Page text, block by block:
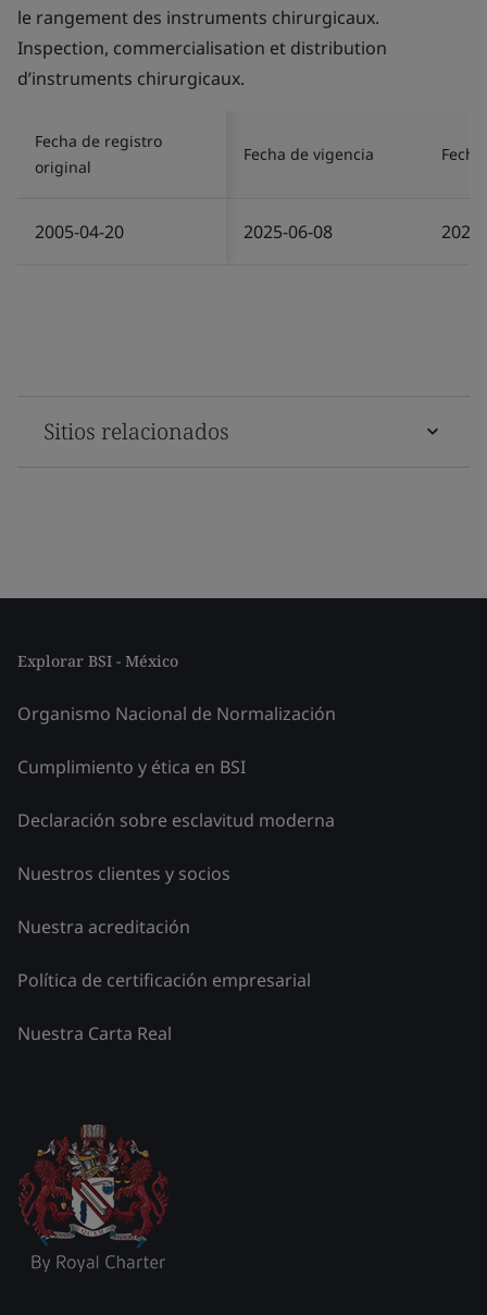
le rangement des instruments chirurgicaux.
Inspection, commercialisation et distribution
d’instruments chirurgicaux.
Fecha de registro
original
Fecha de vigencia
2005-04-20 2025-06-08
Sitios relacionados
Explorar BSI - México
Organismo Nacional de Normalización
Cumplimiento y ética en BSI
Declaración sobre esclavitud moderna
Nuestros clientes y socios
Nuestra acreditación
Política de certificación empresarial
Nuestra Carta Real